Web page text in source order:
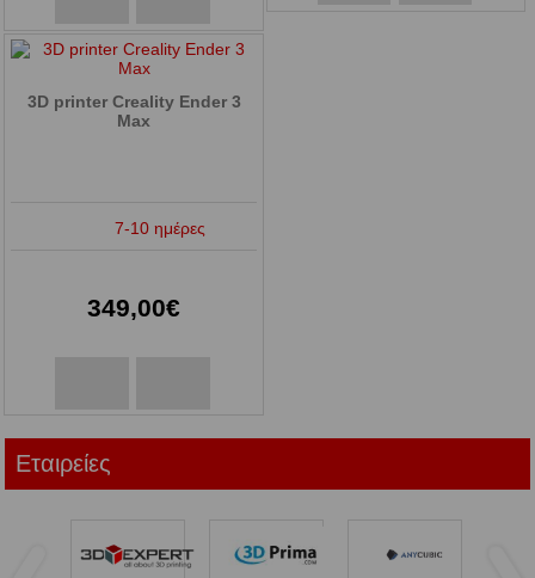
3D printer Creality Ender 3
Max
7-10 ημέρες
349,00€
Εταιρείες